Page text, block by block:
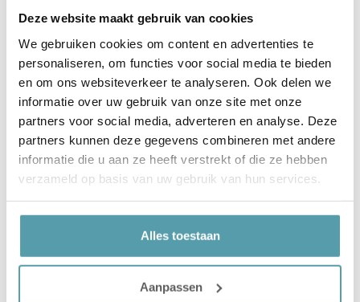
Deze website maakt gebruik van cookies
We gebruiken cookies om content en advertenties te
personaliseren, om functies voor social media te bieden
en om ons websiteverkeer te analyseren. Ook delen we
informatie over uw gebruik van onze site met onze
partners voor social media, adverteren en analyse. Deze
partners kunnen deze gegevens combineren met andere
informatie die u aan ze heeft verstrekt of die ze hebben
verzameld op basis van uw gebruik van hun services.
Alles toestaan
Aanpassen
Hoeslaken 90x210 cmkopen? Bij Passie voor Slapen vind je
een uitgebreide collectie hoeslakens die speciaal zijn
ontworpen voor extra lange matrassen. Onze hoeslakens
nacht geniet van een optimale nachtrust. Of je nu een matras
hebt voor dagelijks gebruik of een logeermatras, een goed